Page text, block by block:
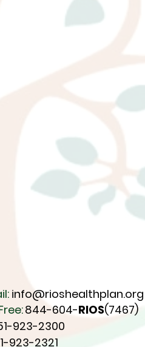
info@rioshealthplan.org
844-604-RIOS(7467)
923-2300
923-2321